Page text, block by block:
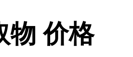
物 价格